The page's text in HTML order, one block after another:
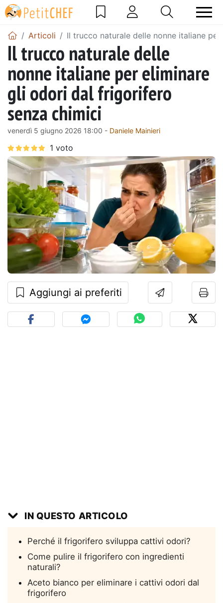
Articoli Il trucco naturale delle nonne italiane
Il trucco naturale delle
nonne italiane per eliminare
gli odori dal frigorifero
senza chimici
venerdì 5 giugno 2026 18:00 - Daniele Mainieri
Aggiungi ai preferiti
IN QUESTO ARTICOLO
Perché il frigorifero sviluppa cattivi odori?
Come pulire il frigorifero con ingredienti
naturali?
Aceto bianco per eliminare i cattivi odori dal
frigorifero